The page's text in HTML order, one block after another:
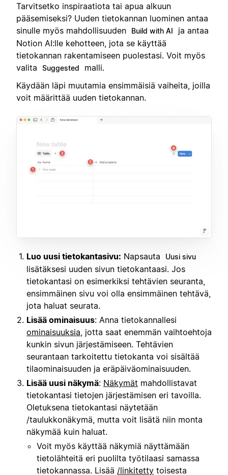
Tarvitsetko inspiraatiota tai apua alkuun
pääsemiseksi? Uuden tietokannan luominen antaa
sinulle myös mahdollisuuden
Build with AI
ja antaa
Notion AI:lle kehotteen, jota se käyttää
tietokannan rakentamiseen puolestasi. Voit myös
valita
Suggested
malli.
Käydään läpi muutamia ensimmäisiä vaiheita, joilla
voit määrittää uuden tietokannan.
Luo uusi tietokantasivu: Napsauta Uusi sivu
lisätäksesi uuden sivun tietokantaasi. Jos
tietokantasi on esimerkiksi tehtävien seuranta,
ensimmäinen sivu voi olla ensimmäinen tehtävä,
jota haluat seurata.
Lisää ominaisuus: Anna tietokannallesi
ominaisuuksia, jotta saat enemmän vaihtoehtoja
kunkin sivun järjestämiseen. Tehtävien
seurantaan tarkoitettu tietokanta voi sisältää
tilaominaisuuden ja eräpäiväominaisuuden.
Lisää uusi näkymä: Näkymät mahdollistavat
tietokantasi tietojen järjestämisen eri tavoilla.
Oletuksena tietokantasi näytetään
/taulukkonäkymä, mutta voit lisätä niin monta
näkymää kuin haluat.
Voit myös käyttää näkymiä näyttämään
tietolähteitä eri puolilta työtilaasi samassa
tietokannassa. Lisää /linkitetty toisesta